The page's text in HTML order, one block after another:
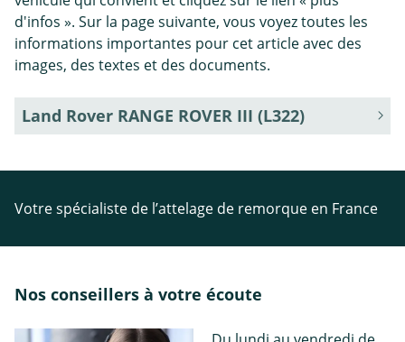
d'infos ». Sur la page suivante, vous voyez toutes les
informations importantes pour cet article avec des
images, des textes et des documents.
Land Rover RANGE ROVER III (L322)
Votre spécialiste de l’attelage de remorque en France
Nos conseillers à votre écoute